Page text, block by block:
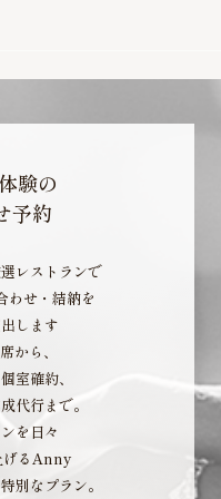
験の
予約
レストランで
わせ・結納を
します
から、
室確約、
代行まで。
を日々
げるAnny
別なプラン。